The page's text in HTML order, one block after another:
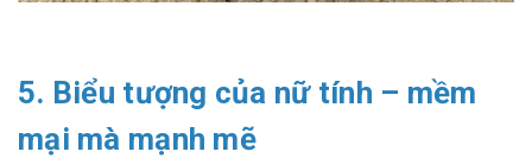
5. Biểu tượng của nữ tính – mềm
mại mà mạnh mẽ